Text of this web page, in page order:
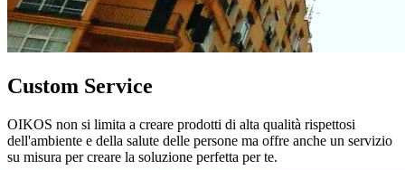
Custom Service
OIKOS non si limita a creare prodotti di alta qualità rispettosi
dell'ambiente e della salute delle persone ma offre anche un servizio
su misura per creare la soluzione perfetta per te.